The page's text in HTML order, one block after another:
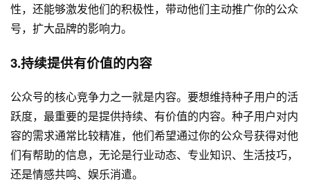
性，还能够激发他们的积极性，带动他们主动推广你的公众
号，扩大品牌的影响力。
3.持续提供有价值的内容
公众号的核心竞争力之一就是内容。要想维持种子用户的活
跃度，最重要的是提供持续、有价值的内容。种子用户对内
容的需求通常比较精准，他们希望通过你的公众号获得对他
们有帮助的信息，无论是行业动态、专业知识、生活技巧，
还是情感共鸣、娱乐消遣。